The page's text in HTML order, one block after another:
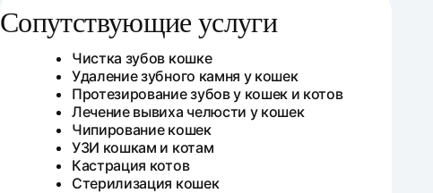
Сопутствующие услуги
Сопутствующие услуги
Чистка зубов кошке
Удаление зубного камня у кошек
Протезирование зубов у кошек и котов
Лечение вывиха челюсти у кошек
Чипирование кошек
УЗИ кошкам и котам
Кастрация котов
Стерилизация кошек